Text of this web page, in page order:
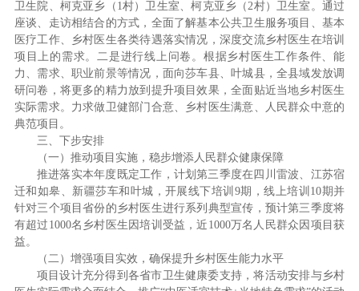
卫生院、柯克亚乡（1村）卫生室、柯克亚乡（2村）卫生室。通过
座谈、走访相结合的方式，全面了解基本公共卫生服务项目、基本
医疗工作、乡村医生各类待遇落实情况，深度交流乡村医生在培训
项目上的需求。二是进行线上问卷。根据乡村医生工作条件、能
力、需求、职业前景等情况，面向莎车县、叶城县，全县域发放调
研问卷，将更多的精力放到提升项目效果，全面贴近当地乡村医生
实际需求。力求做卫健部门合意、乡村医生满意、人民群众中意的
典范项目。
三、下步安排
（一）推动项目实施，稳步增添人民群众健康保障
推进落实本年度既定工作，计划第三季度在四川雷波、江苏宿
迁和如皋、新疆莎车和叶城，开展线下培训9期，线上培训10期并
针对三个项目省份的乡村医生进行系列典型宣传，预计第三季度将
有超过1000名乡村医生因培训受益，近1000万名人民群众因项目获
益。
（二）增强项目实效，确保提升乡村医生能力水平
项目设计充分得到各省市卫生健康委支持，将活动安排与乡村